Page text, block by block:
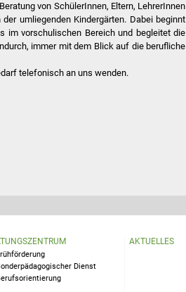
von SchülerInnen, Eltern, LehrerInnen
umliegenden Kindergärten. Dabei beginnt
im vorschulischen Bereich und begleitet die
immer mit dem Blick auf die berufliche
telefonisch an uns wenden.
Dienst
AKTUELLES